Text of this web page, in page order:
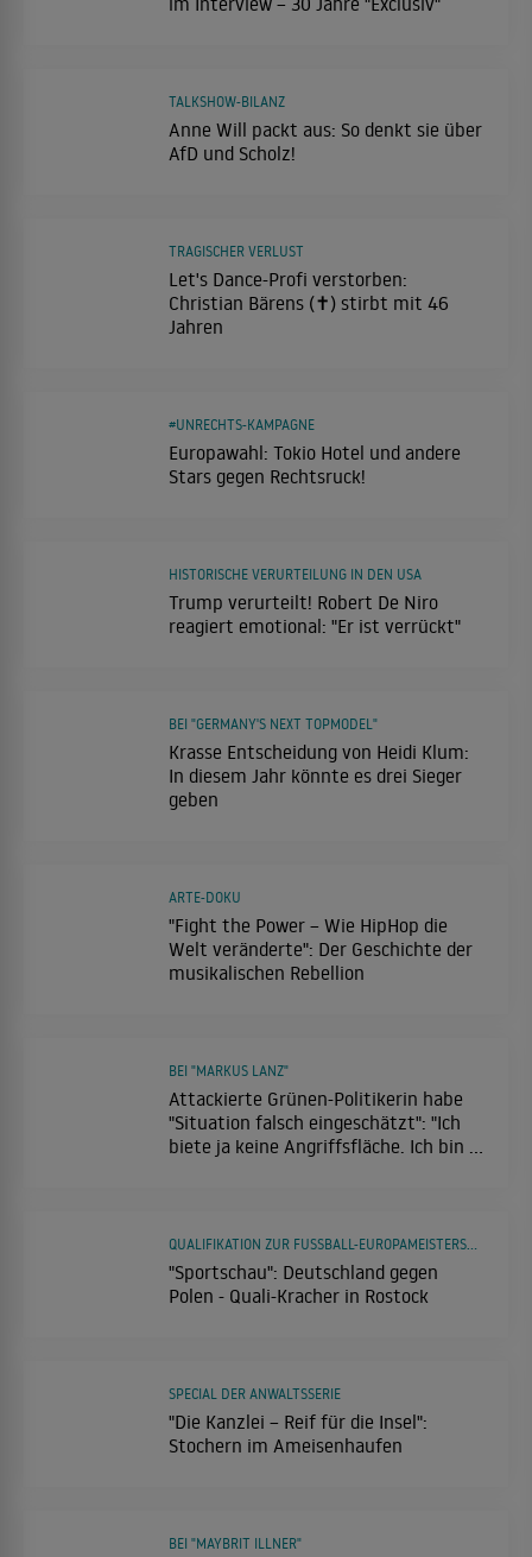
Anne Will packt aus: So denkt sie über
AfD und Scholz!
TALKSHOW-BILANZ
Let's Dance-Profi verstorben:
Christian Bärens (✝) stirbt mit 46
Jahren
TRAGISCHER VERLUST
Europawahl: Tokio Hotel und andere
Stars gegen Rechtsruck!
#UNRECHTS-KAMPAGNE
Trump verurteilt! Robert De Niro
reagiert emotional: "Er ist verrückt"
HISTORISCHE VERURTEILUNG IN DEN USA
Krasse Entscheidung von Heidi Klum:
In diesem Jahr könnte es drei Sieger
geben
BEI "GERMANY'S NEXT TOPMODEL"
"Fight the Power – Wie HipHop die
Welt veränderte": Der Geschichte der
musikalischen Rebellion
ARTE-DOKU
Attackierte Grünen-Politikerin habe
"Situation falsch eingeschätzt": "Ich
biete ja keine Angriffsfläche. Ich bin ja
BEI "MARKUS LANZ"
"Sportschau": Deutschland gegen
Polen - Quali-Kracher in Rostock
"Die Kanzlei – Reif für die Insel":
Stochern im Ameisenhaufen
SPECIAL DER ANWALTSSERIE
BEI "MAYBRIT ILLNER"